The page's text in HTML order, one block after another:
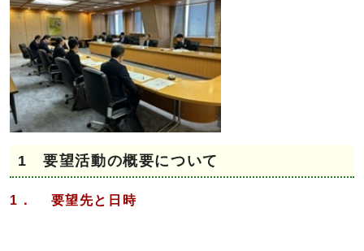
1 要望活動の概要について
1． 要望先と日時